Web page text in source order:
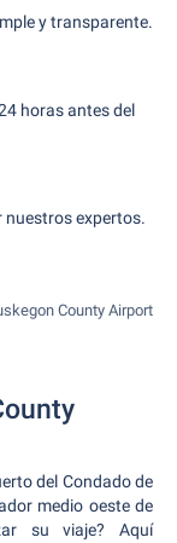
y transparente.
horas antes del
expertos.
County Airport
del Condado de
medio oeste de
su viaje? Aquí